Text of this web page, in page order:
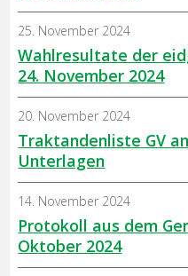
Wahlresultate der
24. November 2024
25. November 2024
Traktandenliste GV
Unterlagen
20. November 2024
Protokoll aus dem
Oktober 2024
14. November 2024